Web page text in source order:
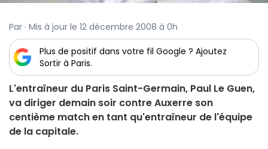
Par · Mis à jour le 12 décembre 2008 à 0h
Plus de positif dans votre fil Google ? Ajoutez
Sortir à Paris.
L'entraîneur du Paris Saint-Germain, Paul Le Guen,
va diriger demain soir contre Auxerre son
centième match en tant qu'entraîneur de l'équipe
de la capitale.